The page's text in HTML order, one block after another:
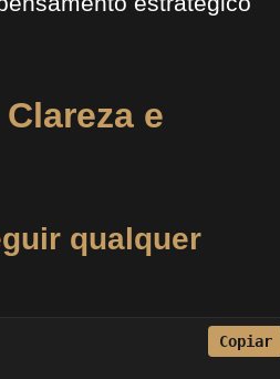
e
qualquer
Copiar